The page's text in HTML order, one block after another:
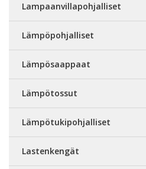
Lampaanvillapohjalliset
Lämpöpohjalliset
Lämpösaappaat
Lämpötossut
Lämpötukipohjalliset
Lastenkengät